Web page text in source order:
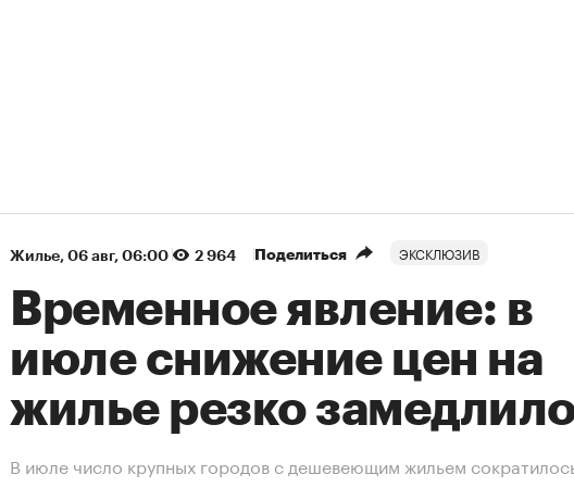
Жилье⁠, 06 авг, 06:00 2 964 Поделиться ЭКСКЛЮЗИВ
Временное явление: в
июле снижение цен на
жилье резко
В июле число крупных городов с дешевеющим жильем